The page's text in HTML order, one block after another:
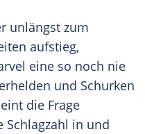
unlängst zum
aufstieg,
eine so noch nie
und Schurken
die Frage
Schlagzahl in und